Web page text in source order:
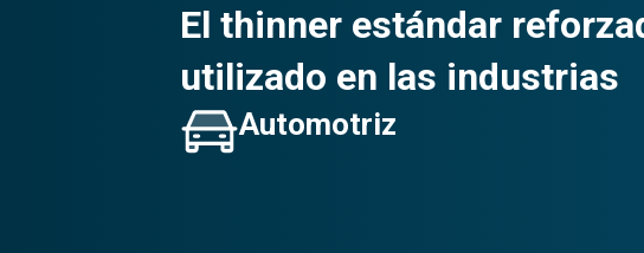
El thinner estándar
utilizado en las industrias
Automotriz